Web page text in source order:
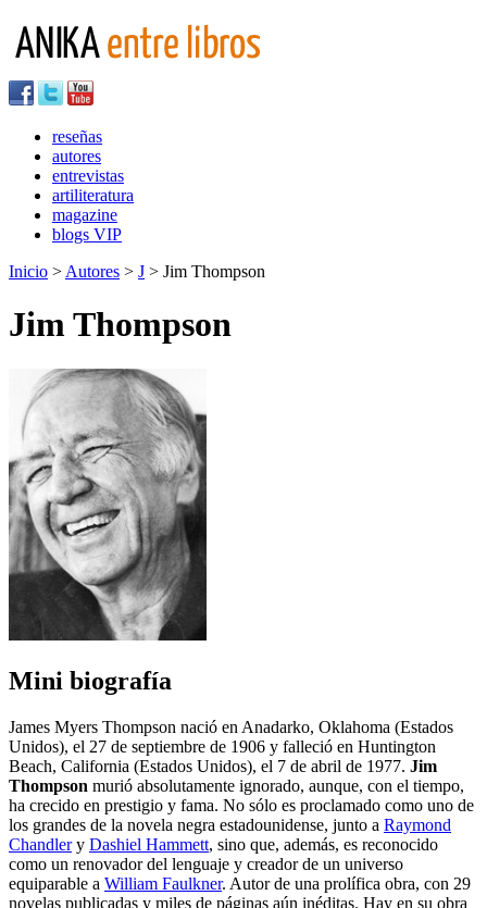
reseñas
autores
entrevistas
artiliteratura
magazine
blogs VIP
Inicio > Autores > J > Jim Thompson
Jim Thompson
Mini biografía
James Myers Thompson nació en Anadarko, Oklahoma (Estados
Unidos), el 27 de septiembre de 1906 y falleció en Huntington
Beach, California (Estados Unidos), el 7 de abril de 1977. Jim
Thompson murió absolutamente ignorado, aunque, con el tiempo,
ha crecido en prestigio y fama. No sólo es proclamado como uno de
los grandes de la novela negra estadounidense, junto a Raymond
Chandlery Dashiel Hammett, sino que, además, es reconocido
como un renovador del lenguaje y creador de un universo
equiparable a William Faulkner. Autor de una prolífica obra, con 29
novelas publicadas y miles de páginas aún inéditas. Hay en su obra